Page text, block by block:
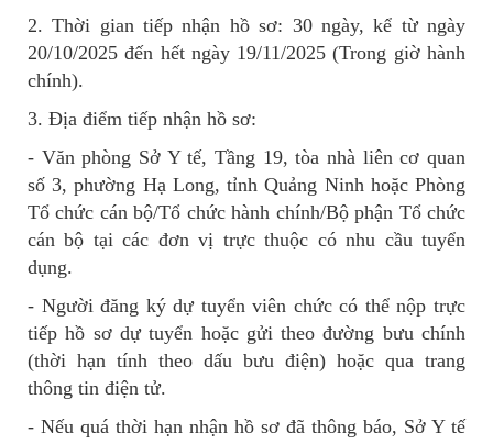
2. Thời gian tiếp nhận hồ sơ: 30 ngày, kể từ ngày
20/10/2025 đến hết ngày 19/11/2025 (Trong giờ hành
chính).
3. Địa điểm tiếp nhận hồ sơ:
- Văn phòng Sở Y tế, Tầng 19, tòa nhà liên cơ quan
số 3, phường Hạ Long, tỉnh Quảng Ninh hoặc Phòng
Tổ chức cán bộ/Tổ chức hành chính/Bộ phận Tổ chức
cán bộ tại các đơn vị trực thuộc có nhu cầu tuyển
dụng.
- Người đăng ký dự tuyển viên chức có thể nộp trực
tiếp hồ sơ dự tuyển hoặc gửi theo đường bưu chính
(thời hạn tính theo dấu bưu điện) hoặc qua trang
thông tin điện tử.
- Nếu quá thời hạn nhận hồ sơ đã thông báo, Sở Y tế